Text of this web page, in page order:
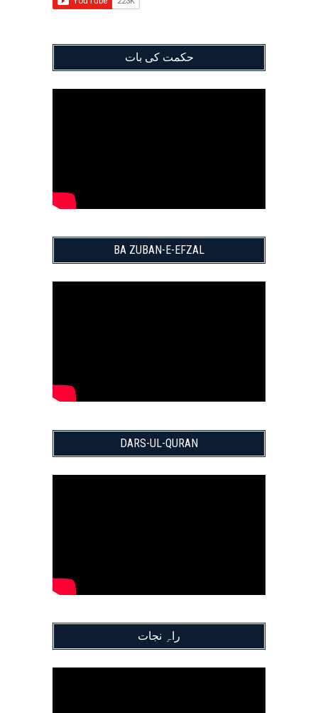
حکمت کی بات
BA ZUBAN-E-EFZAL
DARS-UL-QURAN
راہِ نجات